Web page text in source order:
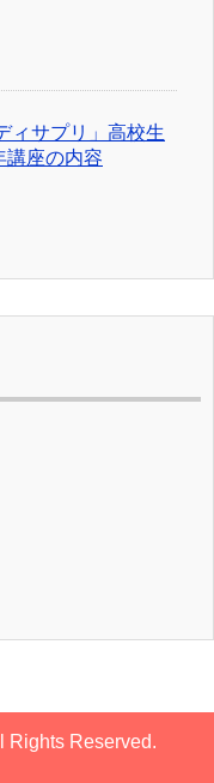
ィサプリ」高校生
講座の内容
Rights Reserved.